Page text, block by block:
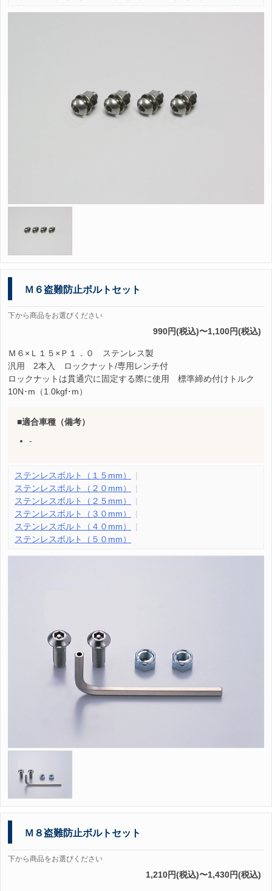
Ｍ６盗難防止ボルトセット
下から商品をお選びください
990円(税込)〜1,100円(税込)
Ｍ６×Ｌ１５×Ｐ１．０ ステンレス製
汎用 2本入 ロックナット/専用レンチ付
ロックナットは貫通穴に固定する際に使用 標準締め付けトルク
10N･m（1.0kgf･m）
適合車種（備考）
-
ステンレスボルト（１５mm）
ステンレスボルト（２０mm）
ステンレスボルト（２５mm）
ステンレスボルト（３０mm）
ステンレスボルト（４０mm）
ステンレスボルト（５０mm）
Ｍ８盗難防止ボルトセット
下から商品をお選びください
1,210円(税込)〜1,430円(税込)